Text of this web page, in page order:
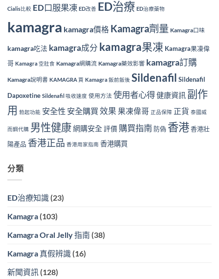
Cialis比較 ED口服果凍 ED改善 ED治療 ED治療藥物
kamagra kamagra價格 Kamagra劑量 Kamagra口味
kamagra吃法 kamagra成分 kamagra果凍 Kamagra果凍偉
哥 Kamagra 空肚食 Kamagra網購流 Kamagra藥效影響 kamagra訂購
Kamagra說明書 KAMAGRA 買 Kamagra 飯前飯後 Sildenafil Sildenafil
Dapoxetine Sildenafil 吸收速度 使用方法 使用者心得健康資訊 副作
用 勃起功能 安全性 安全購買 效果 果凍偉哥 正品保障 正貨 泰國威
而鋼代購 男性健康網購安全評價 購買指南 防偽 香港香港壯
陽產品 香港正品 香港用家指南 香港購買
分類
ED治療知識 (23)
Kamagra (103)
Kamagra Oral Jelly 指南 (38)
Kamagra 真假辨識 (16)
新聞資訊 (128)